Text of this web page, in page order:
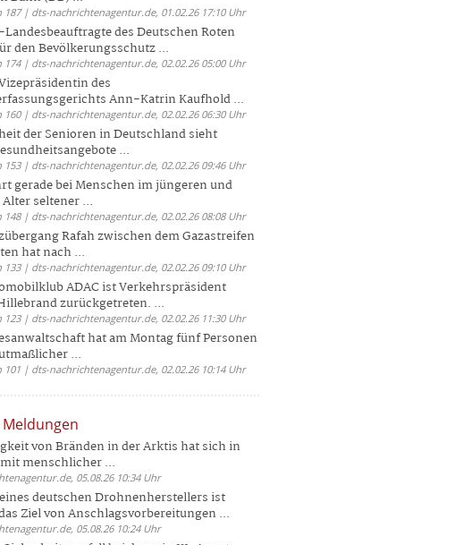
187 | dts-nachrichtenagentur.de, 01.02.26 17:10 Uhr
Landesbeauftragte des Deutschen Roten
den Bevölkerungsschutz ...
174 | dts-nachrichtenagentur.de, 02.02.26 05:00 Uhr
des
Ann-Katrin Kaufhold ...
160 | dts-nachrichtenagentur.de, 02.02.26 06:30 Uhr
der Senioren in Deutschland sieht
...
153 | dts-nachrichtenagentur.de, 02.02.26 09:46 Uhr
gerade bei Menschen im jüngeren und
seltener ...
148 | dts-nachrichtenagentur.de, 02.02.26 08:08 Uhr
Rafah zwischen dem Gazastreifen
hat nach ...
133 | dts-nachrichtenagentur.de, 02.02.26 09:10 Uhr
ADAC ist Verkehrspräsident
zurückgetreten. ...
123 | dts-nachrichtenagentur.de, 02.02.26 11:30 Uhr
hat am Montag fünf Personen
...
101 | dts-nachrichtenagentur.de, 02.02.26 10:14 Uhr
von Bränden in der Arktis hat sich in
menschlicher ...
05.08.26 10:34 Uhr
deutschen Drohnenherstellers ist
Ziel von Anschlagsvorbereitungen ...
05.08.26 10:24 Uhr